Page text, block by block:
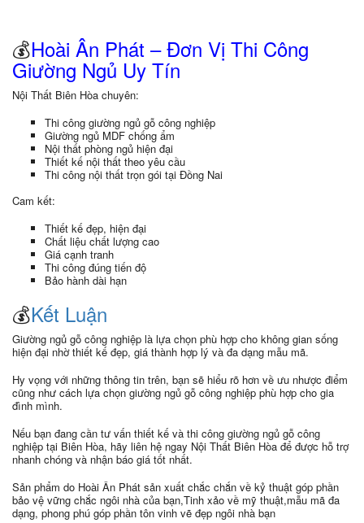
💰Hoài Ân Phát – Đơn Vị Thi Công
Giường Ngủ Uy Tín
Nội Thất Biên Hòa chuyên:
Thi công giường ngủ gỗ công nghiệp
Giường ngủ MDF chống ẩm
Nội thất phòng ngủ hiện đại
Thiết kế nội thất theo yêu cầu
Thi công nội thất trọn gói tại Đồng Nai
Cam kết:
Thiết kế đẹp, hiện đại
Chất liệu chất lượng cao
Giá cạnh tranh
Thi công đúng tiến độ
Bảo hành dài hạn
💰Kết Luận
Giường ngủ gỗ công nghiệp là lựa chọn phù hợp cho không gian sống
hiện đại nhờ thiết kế đẹp, giá thành hợp lý và đa dạng mẫu mã.
Hy vọng với những thông tin trên, bạn sẽ hiểu rõ hơn về ưu nhược điểm
cũng như cách lựa chọn giường ngủ gỗ công nghiệp phù hợp cho gia
đình mình.
Nếu bạn đang cần tư vấn thiết kế và thi công giường ngủ gỗ công
nghiệp tại Biên Hòa, hãy liên hệ ngay Nội Thất Biên Hòa để được hỗ trợ
nhanh chóng và nhận báo giá tốt nhất.
Sản phẩm do Hoài Ân Phát sản xuất chắc chắn về kỷ thuật góp phần
bảo vệ vững chắc ngôi nhà của bạn,Tinh xảo về mỹ thuật,mẫu mã đa
dạng, phong phú góp phần tôn vinh vẽ đẹp ngôi nhà bạn